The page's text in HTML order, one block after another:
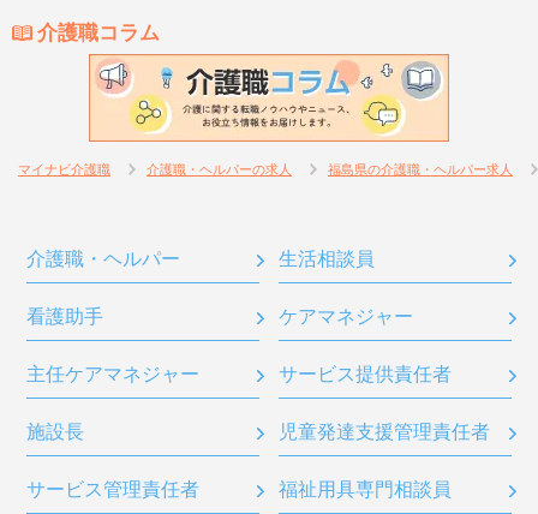
介護職コラム
マイナビ介護職 介護職・ヘルパーの求人 福島県の介護職・ヘルパー求人
介護職・ヘルパー 生活相談員
看護助手 ケアマネジャー
主任ケアマネジャー サービス提供責任者
施設長 児童発達支援管理責任者
サービス管理責任者 福祉用具専門相談員